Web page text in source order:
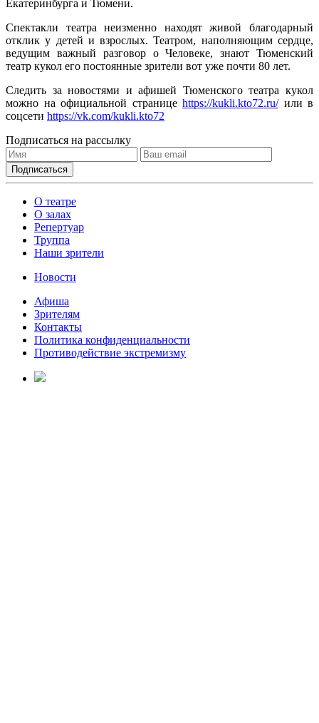
Екатеринбурга и Тюмени.
Спектакли театра неизменно находят живой благодарный
отклик у детей и взрослых. Театром, наполняющим сердце,
ведущим важный разговор о Человеке, знают Тюменский
театр кукол его постоянные зрители вот уже почти 80 лет.
Следить за новостями и афишей Тюменского театра кукол
можно на официальной странице https://kukli.kto72.ru/или в
соцсети https://vk.com/kukli.kto72
Подписаться на рассылку
О театре
О залах
Репертуар
Труппа
Наши зрители
Новости
Афиша
Зрителям
Контакты
Политика конфиденциальности
Противодействие экстремизму